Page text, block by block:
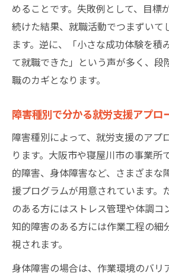
めることです。失敗例として、目標
続けた結果、就職活動でつまずいて
ます。逆に、「小さな成功体験を積
て就職できた」という声が多く、段
職のカギとなります。
障害種別で分かる就労支援アプロ
障害種別によって、就労支援のアプ
ります。大阪市や寝屋川市の事業所
的障害、身体障害など、さまざまな
援プログラムが用意されています。
のある方にはストレス管理や体調コ
知的障害のある方には作業工程の細
視されます。
身体障害の場合は、作業環境のバリ